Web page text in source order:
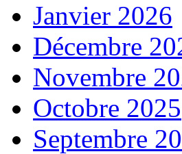
Janvier 2026
Décembre
Novembre
Octobre 2025
Septembre